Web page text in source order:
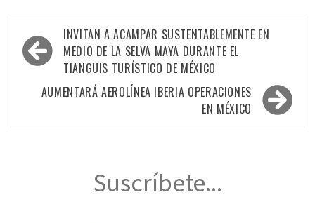
Navegación
de
entradas
INVITAN A ACAMPAR SUSTENTABLEMENTE EN
MEDIO DE LA SELVA MAYA DURANTE EL
TIANGUIS TURÍSTICO DE MÉXICO
AUMENTARÁ AEROLÍNEA IBERIA OPERACIONES
EN MÉXICO
Suscríbete...